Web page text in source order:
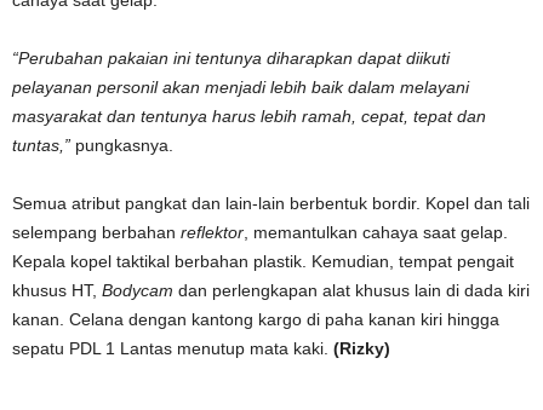
“Perubahan pakaian ini tentunya diharapkan dapat diikuti
pelayanan personil akan menjadi lebih baik dalam melayani
masyarakat dan tentunya harus lebih ramah, cepat, tepat dan
tuntas,” pungkasnya.
Semua atribut pangkat dan lain-lain berbentuk bordir. Kopel dan tali
selempang berbahan reflektor , memantulkan cahaya saat gelap.
Kepala kopel taktikal berbahan plastik. Kemudian, tempat pengait
khusus HT, Bodycam dan perlengkapan alat khusus lain di dada kiri
kanan. Celana dengan kantong kargo di paha kanan kiri hingga
sepatu PDL 1 Lantas menutup mata kaki. (Rizky)